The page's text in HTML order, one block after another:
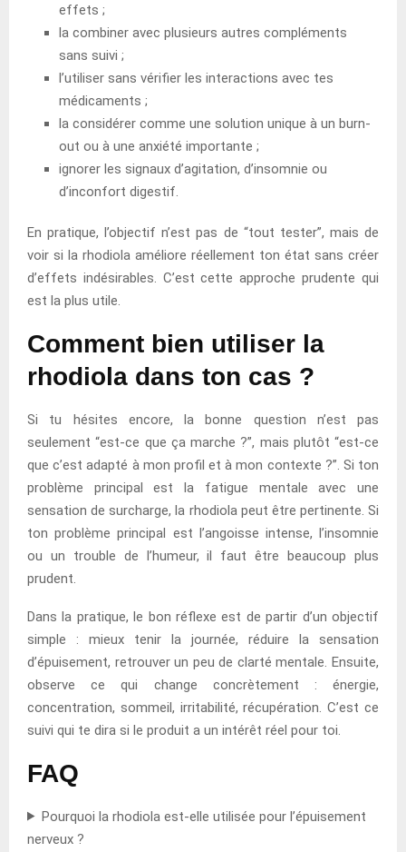
effets ;
la combiner avec plusieurs autres compléments
sans suivi ;
l’utiliser sans vérifier les interactions avec tes
médicaments ;
la considérer comme une solution unique à un burn-
out ou à une anxiété importante ;
ignorer les signaux d’agitation, d’insomnie ou
d’inconfort digestif.
En pratique, l’objectif n’est pas de “tout tester”, mais de
voir si la rhodiola améliore réellement ton état sans créer
d’effets indésirables. C’est cette approche prudente qui
est la plus utile.
Comment bien utiliser la
rhodiola dans ton cas ?
Si tu hésites encore, la bonne question n’est pas
seulement “est-ce que ça marche ?”, mais plutôt “est-ce
que c’est adapté à mon profil et à mon contexte ?”. Si ton
problème principal est la fatigue mentale avec une
sensation de surcharge, la rhodiola peut être pertinente. Si
ton problème principal est l’angoisse intense, l’insomnie
ou un trouble de l’humeur, il faut être beaucoup plus
prudent.
Dans la pratique, le bon réflexe est de partir d’un objectif
simple : mieux tenir la journée, réduire la sensation
d’épuisement, retrouver un peu de clarté mentale. Ensuite,
observe ce qui change concrètement : énergie,
concentration, sommeil, irritabilité, récupération. C’est ce
suivi qui te dira si le produit a un intérêt réel pour toi.
FAQ
Pourquoi la rhodiola est-elle utilisée pour l’épuisement
nerveux ?